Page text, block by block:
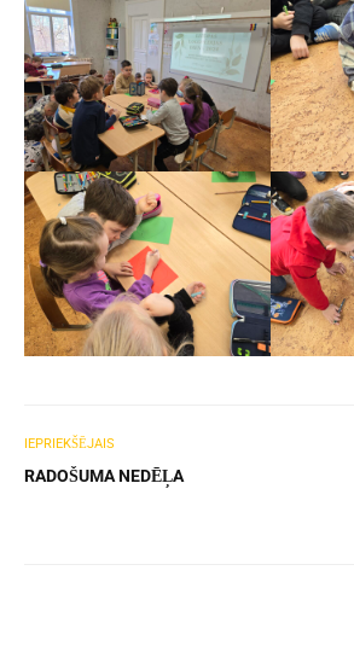
IEPRIEKŠĒJAIS
RADOŠUMA NEDĒĻA